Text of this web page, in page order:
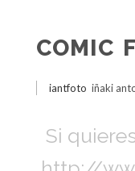
COMIC
iantfoto iñaki
Si